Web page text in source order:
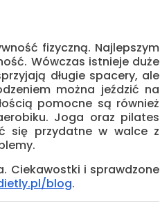
fizyczną. Najlepszym
Wówczas istnieje duże
długie spacery, ale
można jeździć na
pomocne są również
Joga oraz pilates
się przydatne w walce z
Ciekawostki i sprawdzone
blog.